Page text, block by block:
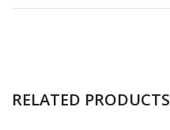
RELATED PRODUCTS